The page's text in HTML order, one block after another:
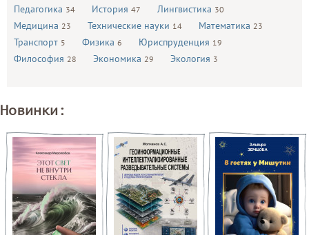
Педагогика 34 История 47 Лингвистика 30
Медицина 23 Технические науки 14 Математика 23
Транспорт 5 Физика 6 Юриспруденция 19
Философия 28 Экономика 29 Экология 3
Новинки: